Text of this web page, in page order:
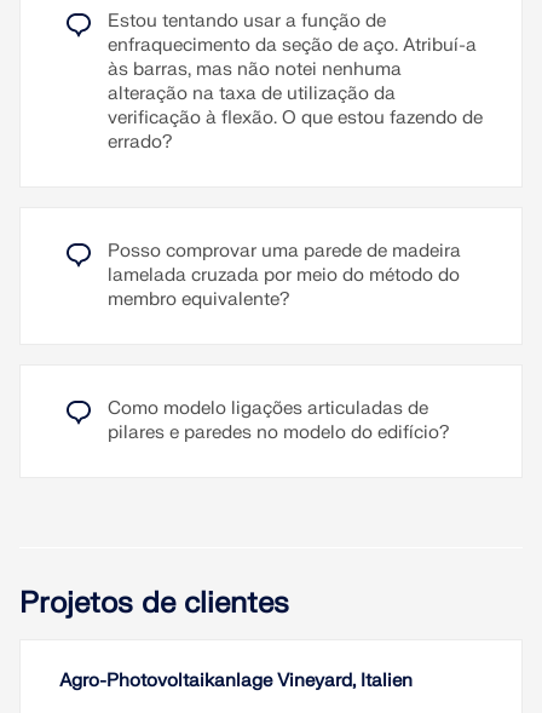
secção transversal, pode visualizá-las de forma
clara no modelo 3D com um simples relance.
Assim, torna-se desnecessário abrir os detalhes de
verificação de pontos de verificação individuais
para descobrir qual a classe de secção transversal
presente.
Estou tentando usar a função de
enfraquecimento da seção de aço. Atribuí-a
às barras, mas não notei nenhuma
alteração na taxa de utilização da
verificação à flexão. O que estou fazendo de
errado?
Posso comprovar uma parede de madeira
lamelada cruzada por meio do método do
membro equivalente?
Como modelo ligações articuladas de
pilares e paredes no modelo do edifício?
Projetos de clientes
Agro-Photovoltaikanlage Vineyard, Italien